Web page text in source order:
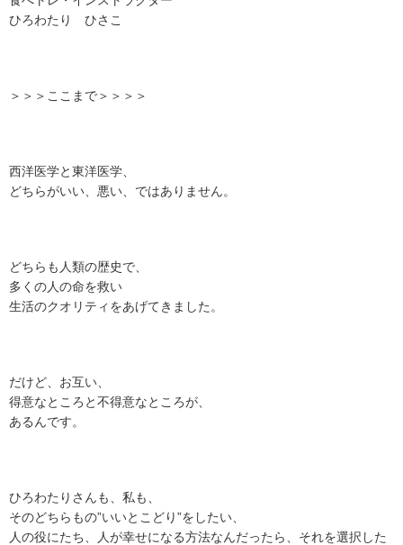
ひろわたり ひさこ
＞＞＞ここまで＞＞＞＞
西洋医学と東洋医学、
どちらがいい、悪い、ではありません。
どちらも人類の歴史で、
多くの人の命を救い
生活のクオリティをあげてきました。
だけど、お互い、
得意なところと不得意なところが、
あるんです。
ひろわたりさんも、私も、
そのどちらもの”いいとこどり”をしたい、
人の役にたち、人が幸せになる方法なんだったら、それを選択した